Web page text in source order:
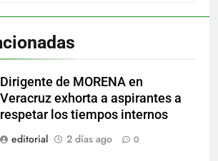
Dirigente de MORENA en
Veracruz exhorta a aspirantes a
respetar los tiempos internos
editorial
2 días ago 0